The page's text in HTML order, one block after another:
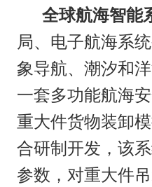
全球航海智能
局、电子航海系
象导航、潮汐和
一套多功能航海
重大件货物装卸
合研制开发，该
参数，对重大件